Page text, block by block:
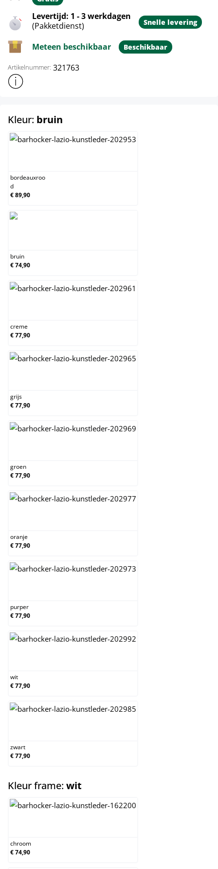
Levertijd: 1 - 3 werkdagen
(Pakketdienst)
Snelle levering
Meteen beschikbaar Beschikbaar
Artikelnummer: 321763
Toon meer productinformatie
Kleur: bruin
bordeauxroo
d
€ 89,90
bruin
€ 74,90
creme
€ 77,90
grijs
€ 77,90
groen
€ 77,90
oranje
€ 77,90
purper
€ 77,90
wit
€ 77,90
zwart
€ 77,90
Kleur frame: wit
chroom
€ 74,90